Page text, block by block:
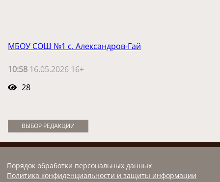
МБОУ СОШ №1 с. Александров-Гай
10:58 16.05.2026 16+
28
ВЫБОР РЕДАКЦИИ
Порядок обработки персональных данных
Политика конфиденциальности и защиты информации